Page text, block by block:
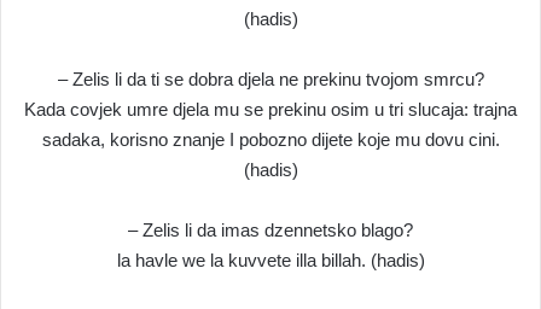
(hadis)
– Zelis li da ti se dobra djela ne prekinu tvojom smrcu?
Kada covjek umre djela mu se prekinu osim u tri slucaja: trajna
sadaka, korisno znanje I pobozno dijete koje mu dovu cini.
(hadis)
– Zelis li da imas dzennetsko blago?
la havle we la kuvvete illa billah. (hadis)